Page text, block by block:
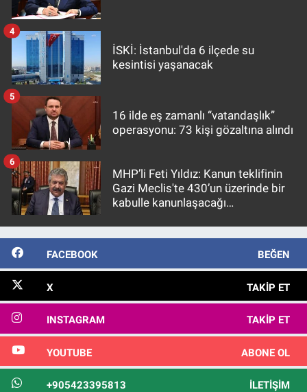
İSKİ: İstanbul'da 6 ilçede su
kesintisi yaşanacak
4
16 ilde eş zamanlı “vatandaşlık”
operasyonu: 73 kişi gözaltına alındı
5
MHP’li Feti Yıldız: Kanun teklifinin
Gazi Meclis'te 430’un üzerinde bir
kabulle kanunlaşacağı
6
FACEBOOK BEĞEN
X TAKIP ET
INSTAGRAM TAKIP ET
YOUTUBE ABONE OL
+905423395813 İLETIŞIM